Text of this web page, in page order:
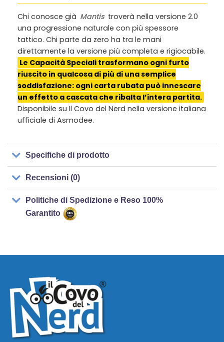
Chi conosce già Mantis troverà nella versione 2.0
una progressione naturale con più spessore
tattico. Chi parte da zero ha tra le mani
direttamente la versione più completa e rigiocabile.
Le Capacità Speciali trasformano ogni furto
riuscito in qualcosa di più di una semplice
soddisfazione: ogni carta rubata può innescare
un effetto a cascata che ribalta l’intera partita.
Disponibile su Il Covo del Nerd nella versione italiana
ufficiale di Asmodee.
Specifiche di prodotto
Recensioni (0)
Politiche di Spedizione e Reso 100%
Garantito